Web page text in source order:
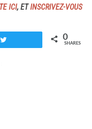
ICI, ETINSCRIVEZ-VOUS
0
SHARES